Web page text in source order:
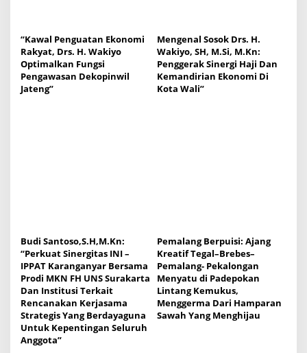
“Kawal Penguatan Ekonomi
Rakyat, Drs. H. Wakiyo
Optimalkan Fungsi
Pengawasan Dekopinwil
Jateng”
Mengenal Sosok Drs. H.
Wakiyo, SH, M.Si, M.Kn:
Penggerak Sinergi Haji Dan
Kemandirian Ekonomi Di
Kota Wali”
Budi Santoso,S.H,M.Kn:
“Perkuat Sinergitas INI –
IPPAT Karanganyar Bersama
Prodi MKN FH UNS Surakarta
Dan Institusi Terkait
Rencanakan Kerjasama
Strategis Yang Berdayaguna
Untuk Kepentingan Seluruh
Anggota”
Pemalang Berpuisi: Ajang
Kreatif Tegal–Brebes–
Pemalang- Pekalongan
Menyatu di Padepokan
Lintang Kemukus,
Menggerma Dari Hamparan
Sawah Yang Menghijau